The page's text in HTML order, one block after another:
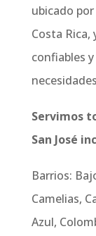
ubicado por
Costa
confiables
Servimos
San José
Barrios:
Camelias,
Azul,